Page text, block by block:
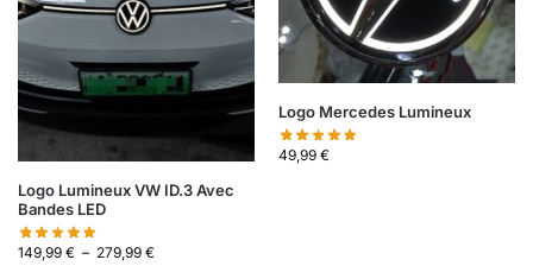
Logo Lumineux VW ID.3 Avec
Bandes LED
149,99 € – 279,99 €
Logo Mercedes Lumineux
49,99 €